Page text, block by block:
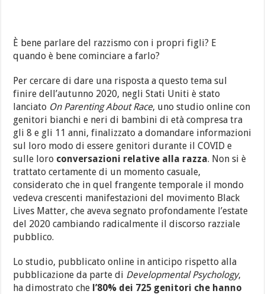
È bene parlare del razzismo con i propri figli? E
quando è bene cominciare a farlo?
Per cercare di dare una risposta a questo tema sul
finire dell’autunno 2020, negli Stati Uniti è stato
lanciato On Parenting About Race, uno studio online con
genitori bianchi e neri di bambini di età compresa tra
gli 8 e gli 11 anni, finalizzato a domandare informazioni
sul loro modo di essere genitori durante il COVID e
sulle loro conversazioni relative alla razza. Non si è
trattato certamente di un momento casuale,
considerato che in quel frangente temporale il mondo
vedeva crescenti manifestazioni del movimento Black
Lives Matter, che aveva segnato profondamente l’estate
del 2020 cambiando radicalmente il discorso razziale
pubblico.
Lo studio, pubblicato online in anticipo rispetto alla
pubblicazione da parte di Developmental Psychology,
ha dimostrato che l’80% dei 725 genitori che hanno